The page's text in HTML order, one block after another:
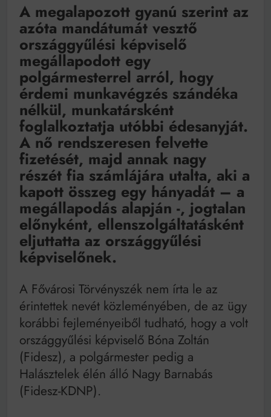
A megalapozott gyanú szerint az
azóta mandátumát vesztő
országgyűlési képviselő
megállapodott egy
polgármesterrel arról, hogy
érdemi munkavégzés szándéka
nélkül, munkatársként
foglalkoztatja utóbbi édesanyját.
A nő rendszeresen felvette
fizetését, majd annak nagy
részét fia számlájára utalta, aki a
kapott összeg egy hányadát – a
megállapodás alapján -, jogtalan
előnyként, ellenszolgáltatásként
eljuttatta az országgyűlési
képviselőnek.
A Fővárosi Törvényszék nem írta le az
érintettek nevét közleményében, de az ügy
korábbi fejleményeiből tudható, hogy a volt
országgyűlési képviselő Bóna Zoltán
(Fidesz), a polgármester pedig a
Halásztelek élén álló Nagy Barnabás
(Fidesz-KDNP).